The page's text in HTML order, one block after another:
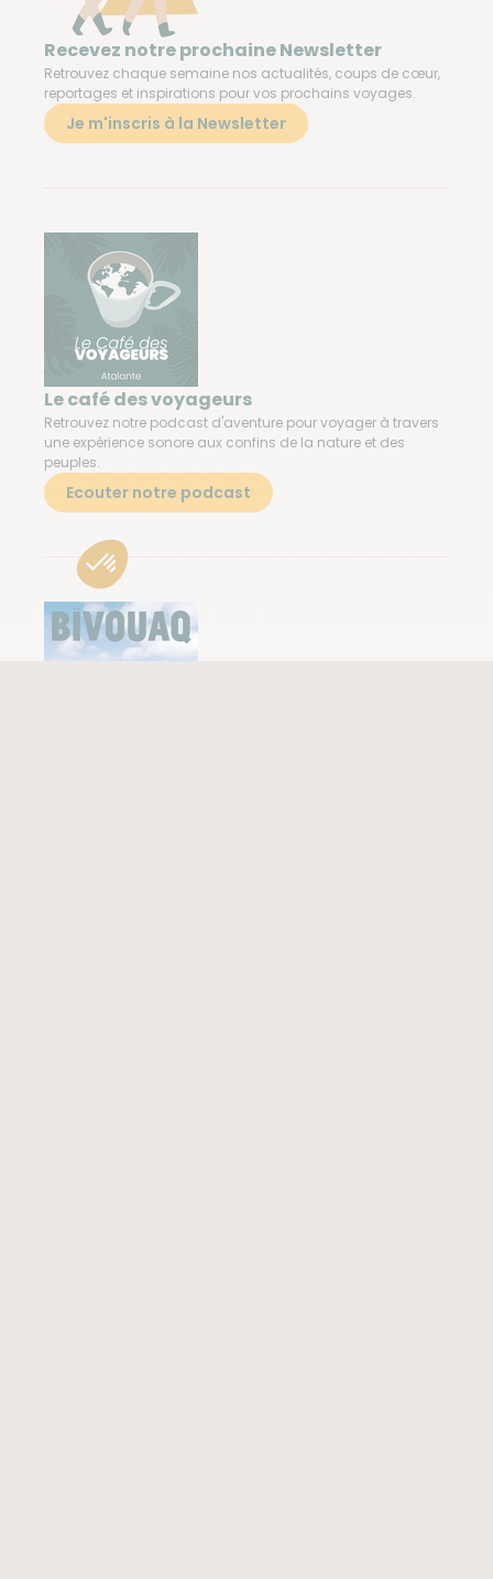
Recevez notre prochaine Newsletter
Retrouvez chaque semaine nos actualités, coups de cœur,
reportages et inspirations pour vos prochains voyages.
Je m'inscris à la Newsletter
Le café des voyageurs
Retrouvez notre podcast d'aventure pour voyager à travers
une expérience sonore aux confins de la nature et des
peuples.
Ecouter notre podcast